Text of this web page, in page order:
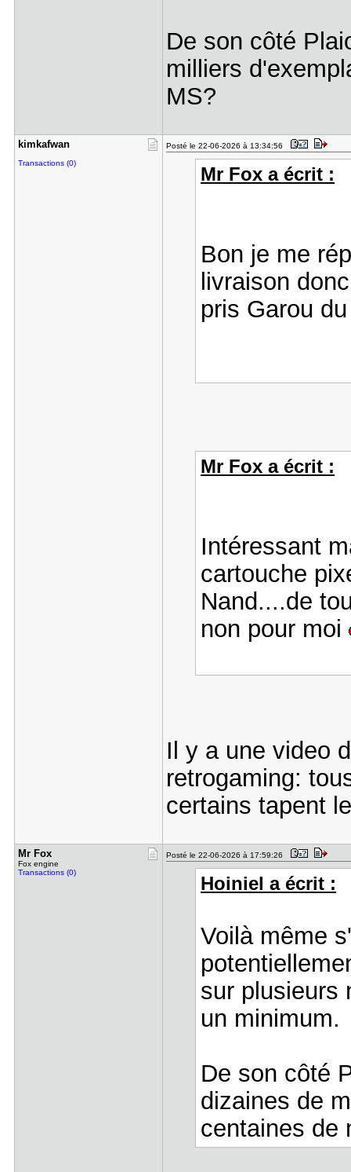
De son côté
milliers
MS?
kimkafwan
Transactions (0)
Posté le 22-06-2026 à 13:34:56
Mr Fox a écrit :
Bon je me
livraison
pris Garou
Mr Fox a écrit :
Intéressant
cartouche
Nand....de
non pour moi
Il y a une video
retrogaming:
certains tapent
Mr Fox
Fox engine
Transactions (0)
Posté le 22-06-2026 à 17:59:26
Hoiniel a écrit :
Voilà même
sur plusieurs
un
De son côté
dizaines de
centaines de